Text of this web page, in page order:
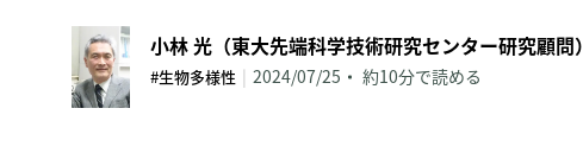
小林 光（東大先端科学技術研究センター研究顧問）
#生物多様性 | 2024/07/25 約10分で読める